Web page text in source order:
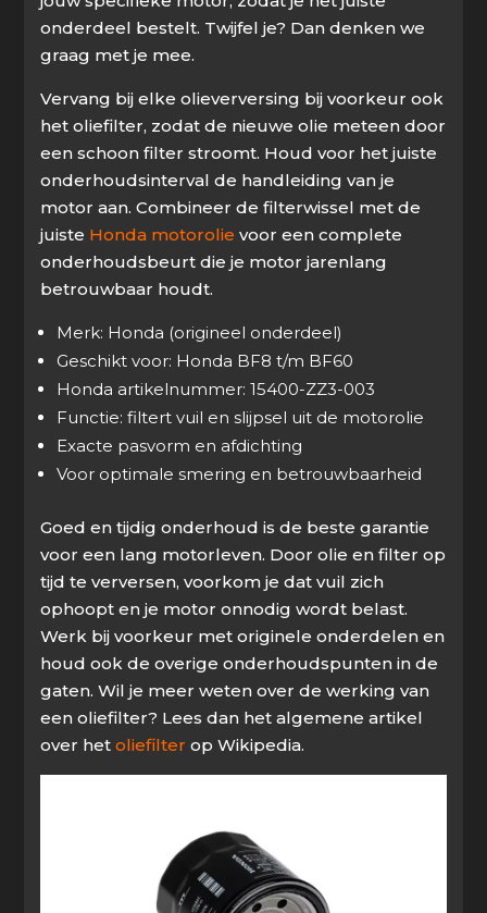
onderdeel bestelt. Twijfel je? Dan denken we
graag met je mee.
Vervang bij elke olieverversing bij voorkeur ook
het oliefilter, zodat de nieuwe olie meteen door
een schoon filter stroomt. Houd voor het juiste
onderhoudsinterval de handleiding van je
motor aan. Combineer de filterwissel met de
juiste Honda motorolie voor een complete
onderhoudsbeurt die je motor jarenlang
betrouwbaar houdt.
Merk: Honda (origineel onderdeel)
Geschikt voor: Honda BF8 t/m BF60
Honda artikelnummer: 15400-ZZ3-003
Functie: filtert vuil en slijpsel uit de motorolie
Exacte pasvorm en afdichting
Voor optimale smering en betrouwbaarheid
Goed en tijdig onderhoud is de beste garantie
voor een lang motorleven. Door olie en filter op
tijd te verversen, voorkom je dat vuil zich
ophoopt en je motor onnodig wordt belast.
Werk bij voorkeur met originele onderdelen en
houd ook de overige onderhoudspunten in de
gaten. Wil je meer weten over de werking van
een oliefilter? Lees dan het algemene artikel
over hetoliefilter op Wikipedia.